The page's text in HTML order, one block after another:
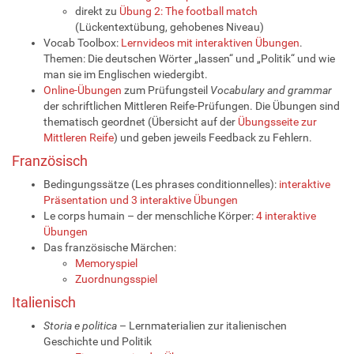
direkt zu Übung 2: The football match
(Lückentextübung, gehobenes Niveau)
Vocab Toolbox: Lernvideos mit interaktiven Übungen.
Themen: Die deutschen Wörter „lassen“ und „Politik“ und wie
man sie im Englischen wiedergibt.
Online-Übungen zum Prüfungsteil Vocabulary and grammar
der schriftlichen Mittleren Reife-Prüfungen. Die Übungen sind
thematisch geordnet (Übersicht auf der Übungsseite zur
Mittleren Reife) und geben jeweils Feedback zu Fehlern.
Französisch
Bedingungssätze (Les phrases conditionnelles): interaktive
Präsentation und 3 interaktive Übungen
Le corps humain – der menschliche Körper:4 interaktive
Übungen
Das französische Märchen:
Memoryspiel
Zuordnungsspiel
Italienisch
Storia e politica – Lernmaterialien zur italienischen
Geschichte und Politik